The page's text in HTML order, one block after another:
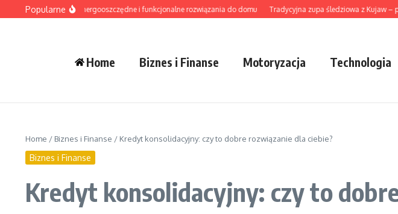
Przejdź do treści
Popularne
LED – energooszczędne i funkcjonalne rozwiązania do domu Tradycyjna zupa śledziowa z Kujaw – prosty
Home Biznes i Finanse Motoryzacja Technologia
Home / Biznes i Finanse / Kredyt konsolidacyjny: czy to dobre rozwiązanie dla ciebie?
Biznes i Finanse
Kredyt konsolidacyjny: czy to